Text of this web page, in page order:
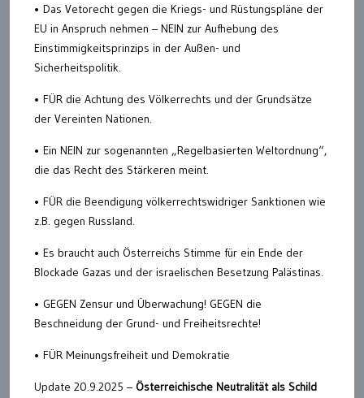
• Das Vetorecht gegen die Kriegs- und Rüstungspläne der
EU in Anspruch nehmen – NEIN zur Aufhebung des
Einstimmigkeitsprinzips in der Außen- und
Sicherheitspolitik.
• FÜR die Achtung des Völkerrechts und der Grundsätze
der Vereinten Nationen.
• Ein NEIN zur sogenannten „Regelbasierten Weltordnung“,
die das Recht des Stärkeren meint.
• FÜR die Beendigung völkerrechtswidriger Sanktionen wie
z.B. gegen Russland.
• Es braucht auch Österreichs Stimme für ein Ende der
Blockade Gazas und der israelischen Besetzung Palästinas.
• GEGEN Zensur und Überwachung! GEGEN die
Beschneidung der Grund- und Freiheitsrechte!
• FÜR Meinungsfreiheit und Demokratie
Update 20.9.2025 – Österreichische Neutralität als Schild